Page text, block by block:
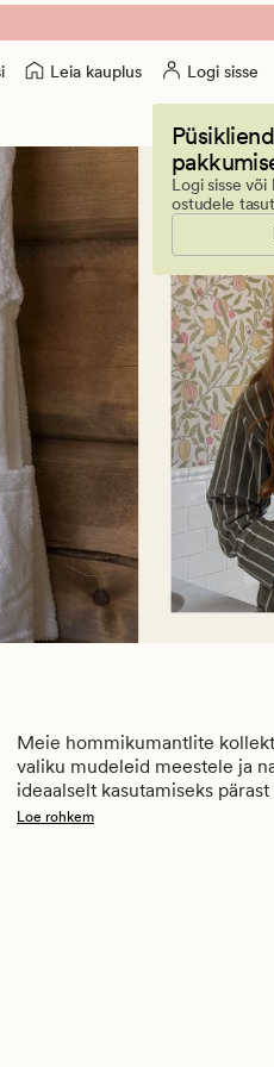
Leia kauplus Logi sisse
Logi sisse
ostudele
Meie hommikumantlite
valiku mudeleid meestele ja
ideaalselt kasutamiseks
hubasteks hommiku- ja
Loe rohkem